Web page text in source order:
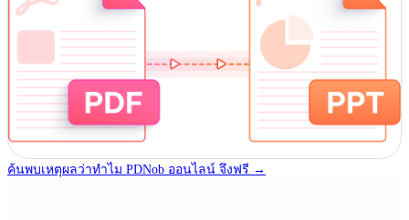
ค้นพบเหตุผลว่าทำไม PDNob ออนไลน์ จึงฟรี →